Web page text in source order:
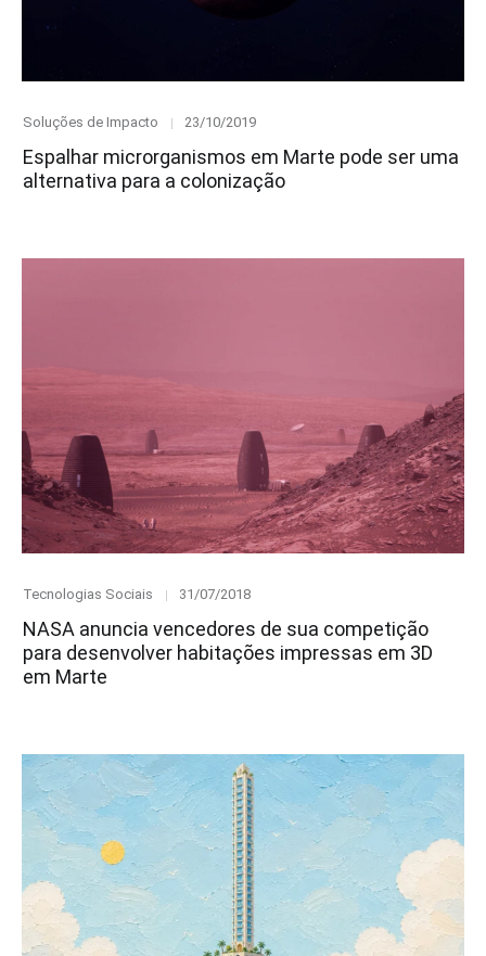
Category
Soluções de Impacto
Posted
23/10/2019
Espalhar microrganismos em Marte pode ser uma
alternativa para a colonização
Category
Tecnologias Sociais
Posted
31/07/2018
NASA anuncia vencedores de sua competição
para desenvolver habitações impressas em 3D
em Marte